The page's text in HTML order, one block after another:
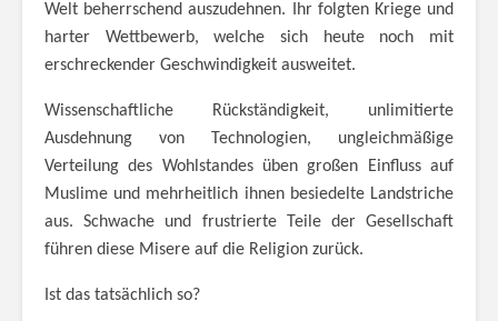
Welt beherrschend auszudehnen. Ihr folgten Kriege und
harter Wettbewerb, welche sich heute noch mit
erschreckender Geschwindigkeit ausweitet.
Wissenschaftliche Rückständigkeit, unlimitierte
Ausdehnung von Technologien, ungleichmäßige
Verteilung des Wohlstandes üben großen Einfluss auf
Muslime und mehrheitlich ihnen besiedelte Landstriche
aus. Schwache und frustrierte Teile der Gesellschaft
führen diese Misere auf die Religion zurück.
Ist das tatsächlich so?